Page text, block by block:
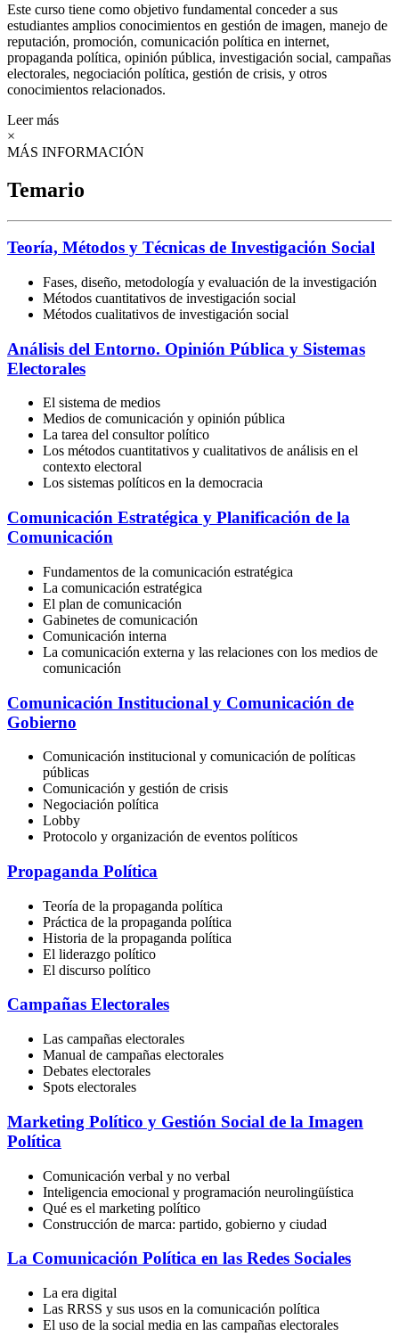
Este curso tiene como objetivo fundamental conceder a sus
estudiantes amplios conocimientos en gestión de imagen, manejo de
reputación, promoción, comunicación política en internet,
propaganda política, opinión pública, investigación social, campañas
electorales, negociación política, gestión de crisis, y otros
conocimientos relacionados.
Leer más
×
MÁS INFORMACIÓN
Temario
Teoría, Métodos y Técnicas de Investigación Social
Fases, diseño, metodología y evaluación de la investigación
Métodos cuantitativos de investigación social
Métodos cualitativos de investigación social
Análisis del Entorno. Opinión Pública y Sistemas
Electorales
El sistema de medios
Medios de comunicación y opinión pública
La tarea del consultor político
Los métodos cuantitativos y cualitativos de análisis en el
contexto electoral
Los sistemas políticos en la democracia
Comunicación Estratégica y Planificación de la
Comunicación
Fundamentos de la comunicación estratégica
La comunicación estratégica
El plan de comunicación
Gabinetes de comunicación
Comunicación interna
La comunicación externa y las relaciones con los medios de
comunicación
Comunicación Institucional y Comunicación de
Gobierno
Comunicación institucional y comunicación de políticas
públicas
Comunicación y gestión de crisis
Negociación política
Lobby
Protocolo y organización de eventos políticos
Propaganda Política
Teoría de la propaganda política
Práctica de la propaganda política
Historia de la propaganda política
El liderazgo político
El discurso político
Campañas Electorales
Las campañas electorales
Manual de campañas electorales
Debates electorales
Spots electorales
Marketing Político y Gestión Social de la Imagen
Política
Comunicación verbal y no verbal
Inteligencia emocional y programación neurolingüística
Qué es el marketing político
Construcción de marca: partido, gobierno y ciudad
La Comunicación Política en las Redes Sociales
La era digital
Las RRSS y sus usos en la comunicación política
El uso de la social media en las campañas electorales